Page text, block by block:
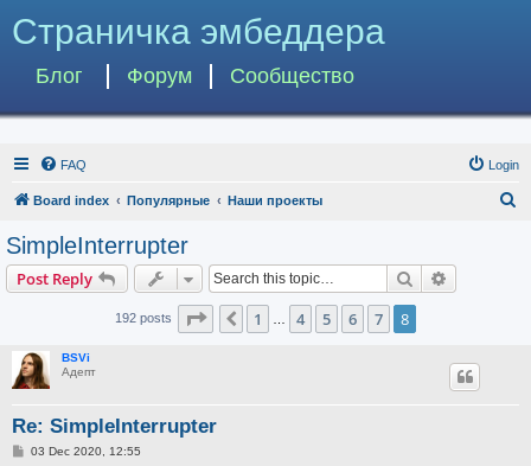
Страничка эмбеддера
Блог Форум Сообщество
FAQ Login
Board index Популярные Наши проекты
SimpleInterrupter
Post Reply Search
192 posts Page of8
Previous
1 4 5 6 7 8
BSVi
Адепт
Re: SimpleInterrupter
P03 Dec 2020, 12:55